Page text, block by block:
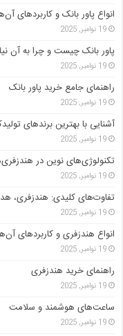
انواع پاور بانک و کاربردهای
19 نوامبر, 2025
پاور بانک چیست و چرا به آن
19 نوامبر, 2025
راهنمای جامع خرید پاور بانک
19 نوامبر, 2025
آشنایی با بهترین برندهای
19 نوامبر, 2025
تکنولوژی‌های نوین در
19 نوامبر, 2025
تفاوت‌های کلیدی: هندزفری،
19 نوامبر, 2025
انواع هندزفری و کاربردهای
19 نوامبر, 2025
راهنمای خرید هندزفری
19 نوامبر, 2025
ساعت‌های هوشمند و سلامت
19 نوامبر, 2025